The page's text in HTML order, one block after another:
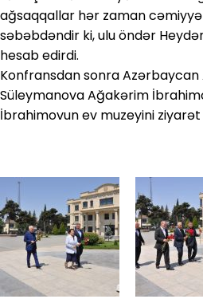
ağsaqqallar hər zaman
səbəbdəndir ki, ulu öndər
hesab edirdi.
Konfransdan sonra Azərbaycan
Süleymanova Ağakərim
İbrahimovun ev muzeyini ziyarət